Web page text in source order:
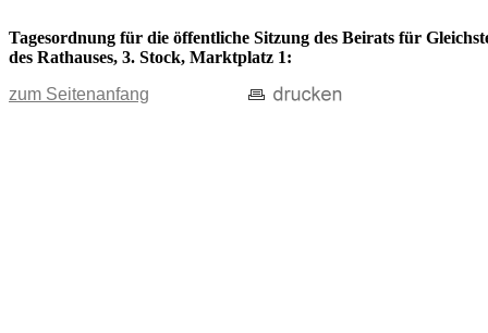
Tagesordnung für die öffentliche Sitzung des Beirats für
des Rathauses, 3. Stock, Marktplatz 1:
zum Seitenanfang